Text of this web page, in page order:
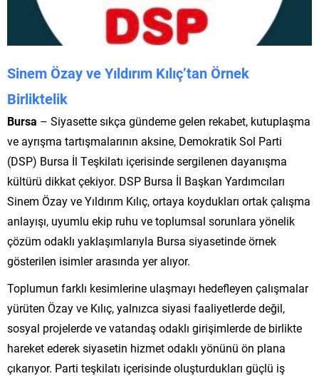
Sinem Özay ve Yıldırım Kılıç’tan Örnek
Birliktelik
Bursa – Siyasette sıkça gündeme gelen rekabet, kutuplaşma
ve ayrışma tartışmalarının aksine, Demokratik Sol Parti
(DSP) Bursa İl Teşkilatı içerisinde sergilenen dayanışma
kültürü dikkat çekiyor. DSP Bursa İl Başkan Yardımcıları
Sinem Özay ve Yıldırım Kılıç, ortaya koydukları ortak çalışma
anlayışı, uyumlu ekip ruhu ve toplumsal sorunlara yönelik
çözüm odaklı yaklaşımlarıyla Bursa siyasetinde örnek
gösterilen isimler arasında yer alıyor.
Toplumun farklı kesimlerine ulaşmayı hedefleyen çalışmalar
yürüten Özay ve Kılıç, yalnızca siyasi faaliyetlerde değil,
sosyal projelerde ve vatandaş odaklı girişimlerde de birlikte
hareket ederek siyasetin hizmet odaklı yönünü ön plana
çıkarıyor. Parti teşkilatı içerisinde oluşturdukları güçlü iş